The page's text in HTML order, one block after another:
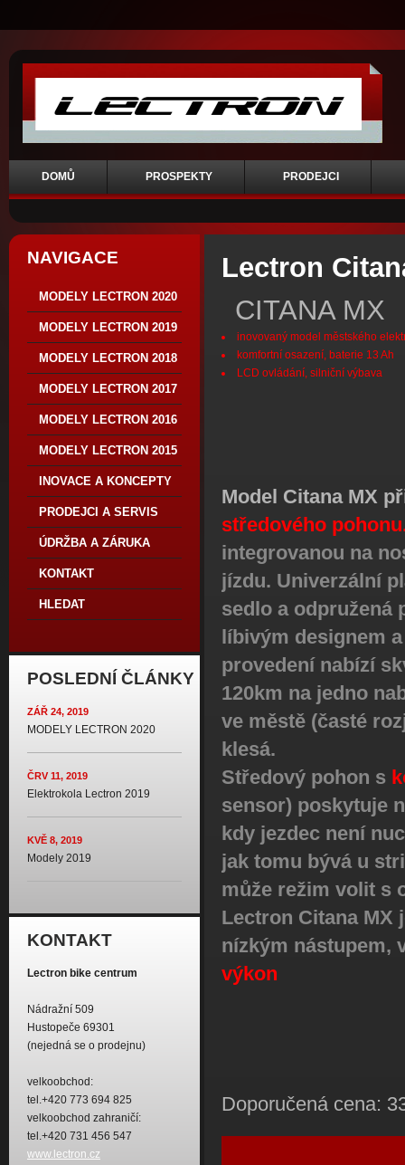
DOMŮ PROSPEKTY PRODEJCI
NAVIGACE
MODELY LECTRON 2020
MODELY LECTRON 2019
MODELY LECTRON 2018
MODELY LECTRON 2017
MODELY LECTRON 2016
MODELY LECTRON 2015
INOVACE A KONCEPTY
PRODEJCI A SERVIS
ÚDRŽBA A ZÁRUKA
KONTAKT
HLEDAT
POSLEDNÍ ČLÁNKY
ZÁŘ 24, 2019
MODELY LECTRON 2020
ČRV 11, 2019
Elektrokola Lectron 2019
KVĚ 8, 2019
Modely 2019
KONTAKT
Lectron bike centrum
Nádražní 509
Hustopeče 69301
(nejedná se o prodejnu)
velkoobchod:
tel.+420 773 694 825
velkoobchod zahraničí:
tel.+420 731 456 547
www.lectron.cz
Lectron
CITANA MX
inovovaný model městského
komfortní osazení, baterie 13 Ah
LCD ovládání, silniční výbava
Model Citana MX
středového
integrovanou na
jízdu. Univerzální
sedlo a odpružená
líbivým designem
provedení nabízí
120km na jedno
ve městě (časté
klesá.
Středový pohon s
sensor) poskytuje
kdy jezdec není
jak tomu bývá u
může režim volit s
Lectron Citana MX
nízkým nástupem,
výkon
Doporučená cena: